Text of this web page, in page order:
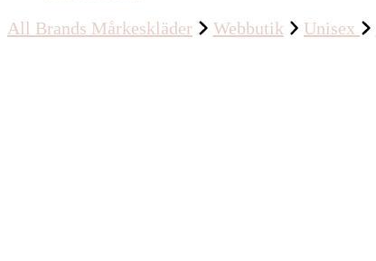
All Brands Mårkeskläder Webbutik Unisex